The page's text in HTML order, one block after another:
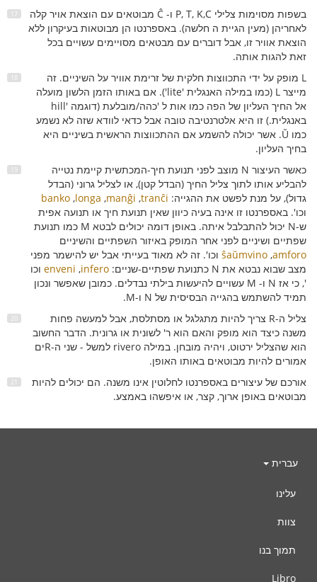
בשפות מסוימות צלילי P, T, K,C ו- Ĉ מבוטאים עם הוצאת אויר קלה
לאחריהן (מעין הגיית ה חלשה). באספרנטו הן מבוטאות בעיקרון ללא
הוצאת אוויר זו, אבל דוברים עם מבטאים מסויימים עשויים בכל
זאת להגות אותה.
L מופק על ידי התכווצות חלקית של זרימת אוויר על השיניים. זה
מייצר L (כמו במילה האנגלית 'lite'). אם באותו הזמן הלשון מועלה
אל החיך העליון של הפה כמו אות ל 'כהה/מובלעת (דוגמה 'hill
באנגלית.) זו היא אלטרנטיבה טובה אבל כדאי לוודא שזה לא נשמע
כמו Ŭ. אשר יכולה להשמע אם ההתכווצות הראשית בשיניים היא
בחיך העליון.
כאשר העיצור N מוצב לפני תנועת חיך-המכתשית קיימת נטייה
להבליע אותו לתוך צליל החיך (הבדל קטן), או לצליל גרוני (הבדל
גדול), על מנת לפשט את ההגייה: tranĉi
,
manĝi
,
longa
,
banko
וכו'. באספרנטו זו אינה בעיה כיוון שאין תנועת חיך או תנועה אפית
ש-N יכול להתבלבל איתה. באופן דומה יכולים לבטא M כמו תנועת
שפתיים ושיניים לפני אחר המופק באיזור השפתיים והשיניים
amforo
,
ŝaŭmvino וכו'. זה לא מאוד בעייתי אבל יש להישמר מפני
מצב שבוא נבטא את N כתנועת שפתיים-שניים:
infero
,
enveni וכו
', כי אז N ו- M עשויים להיעשות בילתי נבדלים. כמובן שאפשר ונכון
תמיד להשתמש בהגייה הבסיסית של N ו-M.
צליל ה-R צריך להיות מתגלגל או מסתלסת, אבל למעשה פחות
משנה כיצד הוא מופק והאם הוא ר' לשונית או גרונית. הדבר החשוב
הוא שהצליל ירטוט, ויהיה מובחן. במילה rivero למשל - שני ה-Rים
אמורים להיות מבוטאים באותו האופן.
אורכם של עיצורים באספרנטו לחלוטין אינו משנה. הם יכולים להיות
מבוטאים באופן ארוך, קצר, או איפשהו באמצע.
עברית
עלינו
צוות
תמוך בנו
Libro